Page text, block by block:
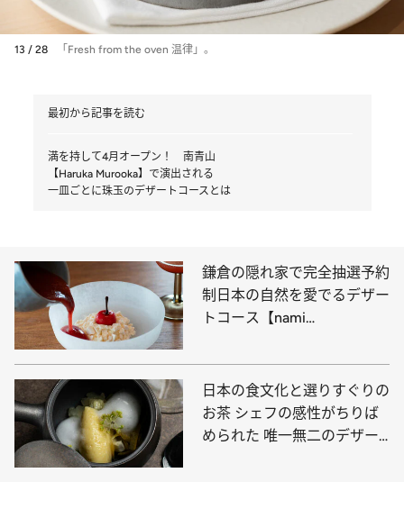
13 / 28 「Fresh from the oven 温律」。
最初から記事を読む
満を持して4月オープン！ 南青山
【Haruka Murooka】で演出される
一皿ごとに珠玉のデザートコースとは
鎌倉の隠れ家で完全抽選予約
制日本の自然を愛でるデザー
トコース【nami
日本の食文化と選りすぐりの
お茶 シェフの感性がちりば
められた 唯一無二のデザー